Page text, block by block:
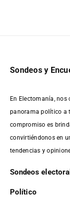
Sondeos y
En Electomanía, nos
panorama político a
compromiso es
convirtiéndonos en
tendencias y
Sondeos
Político